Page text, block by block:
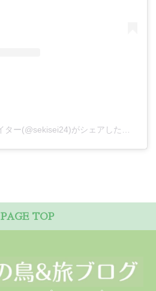
Banzoku@鷺師なwebライター(@sekisei24)がシェアした投稿
PAGE TOP